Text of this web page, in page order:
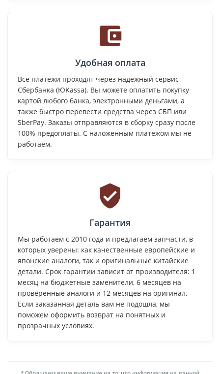
Удобная оплата
Все платежи проходят через надежный сервис
Сбербанка (ЮKassa). Вы можете оплатить покупку
картой любого банка, электронными деньгами, а
также быстро перевести средства через СБП или
SberPay. Заказы отправляются в сборку сразу после
100% предоплаты. С наложенным платежом мы не
работаем.
Гарантия
Мы работаем с 2010 года и предлагаем запчасти, в
которых уверены: как качественные европейские и
японские аналоги, так и оригинальные китайские
детали. Срок гарантии зависит от производителя: 1
месяц на бюджетные заменители, 6 месяцев на
проверенные аналоги и 12 месяцев на оригинал.
Если заказанная деталь вам не подошла, мы
поможем оформить возврат на понятных и
прозрачных условиях.